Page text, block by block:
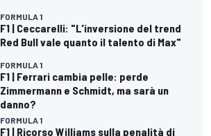
FORMULA 1
F1 | Ceccarelli: "L'inversione del trend
Red Bull vale quanto il talento di Max"
FORMULA 1
F1 | Ferrari cambia pelle: perde
Zimmermann e Schmidt, ma sarà un
danno?
FORMULA 1
F1 | Ricorso Williams sulla penalità di